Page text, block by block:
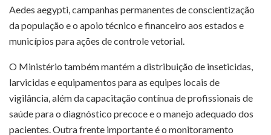
Aedes aegypti, campanhas permanentes de conscientização
da população e o apoio técnico e financeiro aos estados e
municípios para ações de controle vetorial.
O Ministério também mantém a distribuição de inseticidas,
larvicidas e equipamentos para as equipes locais de
vigilância, além da capacitação contínua de profissionais de
saúde para o diagnóstico precoce e o manejo adequado dos
pacientes. Outra frente importante é o monitoramento